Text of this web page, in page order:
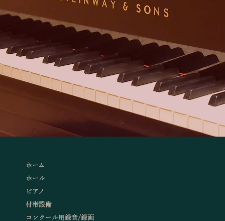
ホーム
ホール
ピアノ
付帯設備
コンクール用録音/録画